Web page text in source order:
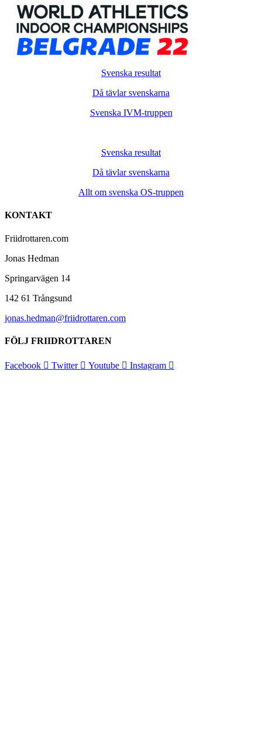
Svenska resultat
Då tävlar svenskarna
Svenska IVM-truppen
Svenska resultat
Då tävlar svenskarna
Allt om svenska OS-truppen
KONTAKT
Friidrottaren.com
Jonas Hedman
Springarvägen 14
142 61 Trångsund
jonas.hedman@friidrottaren.com
FÖLJ FRIIDROTTAREN
Facebook Twitter Youtube Instagram